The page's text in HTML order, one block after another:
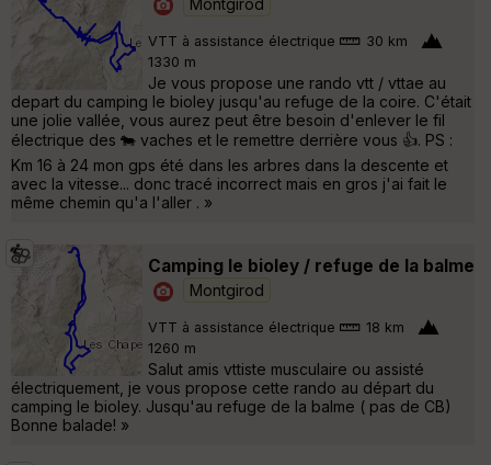
VTT à assistance électrique
30 km
1330 m
Je vous propose une rando vtt / vttae au
depart du camping le bioley jusqu'au refuge de la coire. C'était
une jolie vallée, vous aurez peut être besoin d'enlever le fil
électrique des 🐄 vaches et le remettre derrière vous 👍. PS :
Km 16 à 24 mon gps été dans les arbres dans la descente et
avec la vitesse... donc tracé incorrect mais en gros j'ai fait le
même chemin qu'a l'aller . »
Camping le bioley / refuge de la balme
Montgirod
VTT à assistance électrique
18 km
1260 m
Salut amis vttiste musculaire ou assisté
électriquement, je vous propose cette rando au départ du
camping le bioley. Jusqu'au refuge de la balme ( pas de CB)
Bonne balade! »